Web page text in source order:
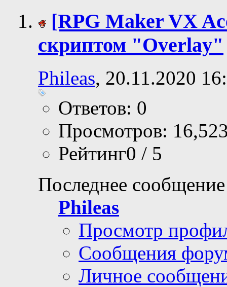
[RPG Maker VX
скриптом "Overlay"
Phileas, 20.11.2020
Ответов: 0
Просмотров:
Рейтинг0 / 5
Последнее
Phileas
Просмотр
Сообщения
Личное